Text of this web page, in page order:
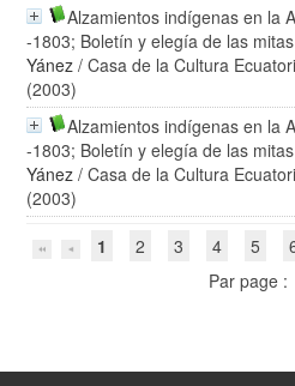
Alzamientos indígenas en la
-1803; Boletín y elegía de las mitas
Yánez / Casa de la Cultura
(2003)
Alzamientos indígenas en la
-1803; Boletín y elegía de las mitas
Yánez / Casa de la Cultura
(2003)
1
2 3 4 5
Par page :